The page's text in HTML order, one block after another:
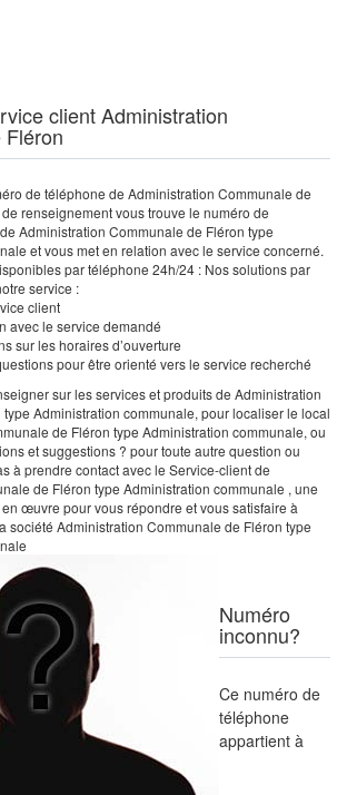
client Administration
Fléron
de téléphone de Administration Communale de
renseignement vous trouve le numéro de
Administration Communale de Fléron type
et vous met en relation avec le service concerné.
par téléphone 24h/24 : Nos solutions par
service :
client
avec le service demandé
sur les horaires d’ouverture
pour être orienté vers le service recherché
sur les services et produits de Administration
Administration communale, pour localiser le local
de Fléron type Administration communale, ou
et suggestions ? pour toute autre question ou
à prendre contact avec le Service-client de
de Fléron type Administration communale , une
œuvre pour vous répondre et vous satisfaire à
société Administration Communale de Fléron type
Numéro
inconnu?
Ce numéro de
téléphone
appartient à